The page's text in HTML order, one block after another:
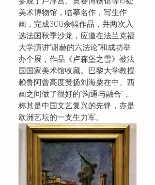
美术博物馆，临摹名作，写生作
画，完成300余幅作品，并两次入
选法国秋季沙龙，应邀在法兰克福
大学演讲“谢赫的六法论”和成功举
办个展，作品《卢森堡之雪》被法
国国家美术馆收藏。巴黎大学教授
赖鲁阿曾高度赞扬刘海粟在中、西
画之间做了很好的“沟通与融合”，
称其是中国文艺复兴的先锋，亦是
欧洲艺坛的一支生力军。